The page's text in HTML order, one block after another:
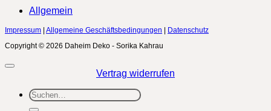
Allgemein
Impressum | Allgemeine Geschäftsbedingungen | Datenschutz
Copyright © 2026 Daheim Deko - Sorika Kahrau
Vertrag widerrufen
Suchen
nach: